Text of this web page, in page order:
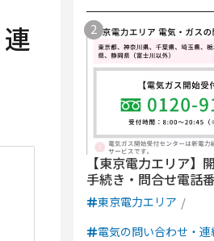
【東京電力エリア】
手続き・問合せ電話
東京電力エリア
電気の問い合わせ・連